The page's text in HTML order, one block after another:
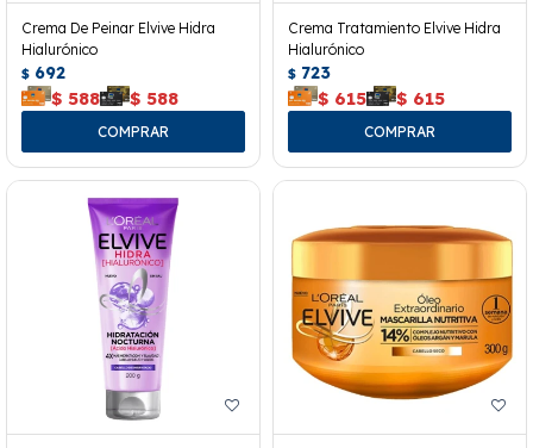
Crema De Peinar Elvive Hidra
Hialurónico
$ 692
$ 588 $ 588
Crema Tratamiento Elvive Hidra
Hialurónico
$ 723
$ 615 $ 615